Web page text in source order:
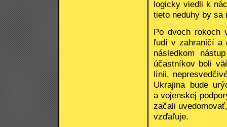
logicky viedli k
tieto neduhy by sa
Po dvoch rokoch
ľudí v zahraničí a
následkom
účastníkov boli
línii,
Ukrajina bude
a vojenskej
začali
vzďaľuje.